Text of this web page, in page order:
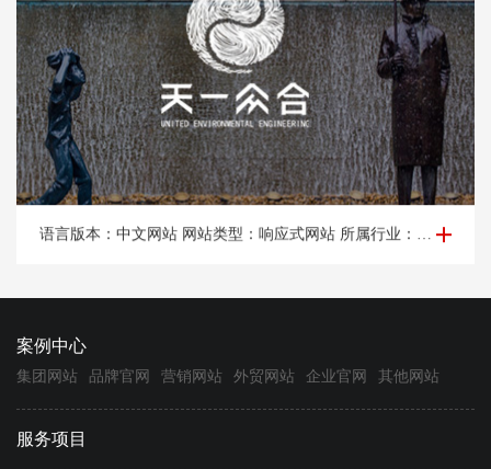
品牌网站建设-北京天*众合城市规划设计院有限公司
案例中心
集团网站 品牌官网 营销网站 外贸网站 企业官网 其他网站
服务项目